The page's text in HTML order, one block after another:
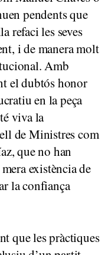
pendents que
refaci les seves
i de manera molt
Amb
el dubtós honor
en la peça
viva la
de Ministres com
que no han
existència de
la confiança
que les pràctiques